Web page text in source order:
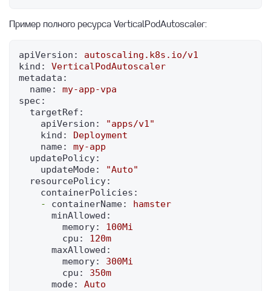
Пример полного ресурса VerticalPodAutoscaler:
apiVersion:
autoscaling.k8s.io/v1
kind:
VerticalPodAutoscaler
metadata:
name:
my-app-vpa
spec:
targetRef:
apiVersion:
"apps/v1"
kind:
Deployment
name:
my-app
updatePolicy:
updateMode:
"Auto"
resourcePolicy:
containerPolicies:
-
containerName:
hamster
minAllowed:
memory:
100Mi
cpu:
120m
maxAllowed:
memory:
300Mi
cpu:
350m
mode:
Auto